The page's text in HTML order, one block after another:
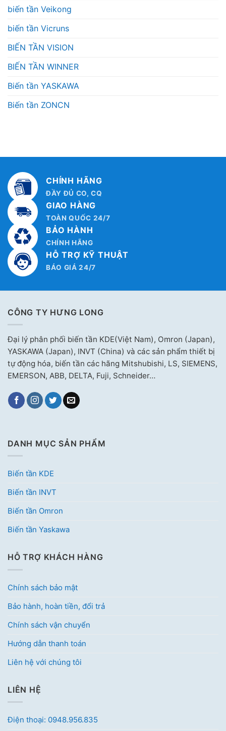
biến tần Veikong
biến tần Vicruns
BIẾN TẦN VISION
BIẾN TẦN WINNER
Biến tần YASKAWA
Biến tần ZONCN
CHÍNH HÃNG
ĐẦY ĐỦ CO, CQ
GIAO HÀNG
TOÀN QUỐC 24/7
BẢO HÀNH
CHÍNH HÃNG
HỖ TRỢ KỸ THUẬT
BÁO GIÁ 24/7
CÔNG TY HƯNG LONG
Đại lý phân phối biến tần KDE(Việt Nam), Omron (Japan),
YASKAWA (Japan), INVT (China) và các sản phẩm thiết bị
tự động hóa, biến tần các hãng Mitshubishi, LS, SIEMENS,
EMERSON, ABB, DELTA, Fuji, Schneider…
DANH MỤC SẢN PHẨM
Biến tần KDE
Biến tần INVT
Biến tần Omron
Biến tần Yaskawa
HỖ TRỢ KHÁCH HÀNG
Chính sách bảo mật
Bảo hành, hoàn tiền, đổi trả
Chính sách vận chuyển
Hướng dẫn thanh toán
Liên hệ với chúng tôi
LIÊN HỆ
Điện thoại: 0948.956.835